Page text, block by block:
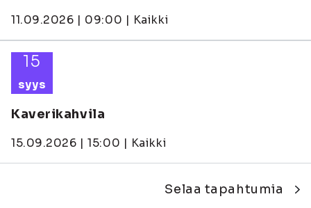
11.09.2026 | 09:00 | Kaikki
15
syys
Kaverikahvila
15.09.2026 | 15:00 | Kaikki
Selaa tapahtumia